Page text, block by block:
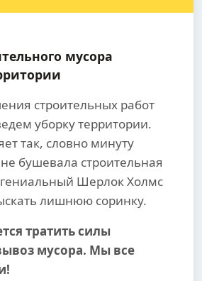
мусора
строительных работ
уборку территории.
так, словно минуту
бушевала строительная
Шерлок Холмс
лишнюю соринку.
тратить силы
мусора. Мы все